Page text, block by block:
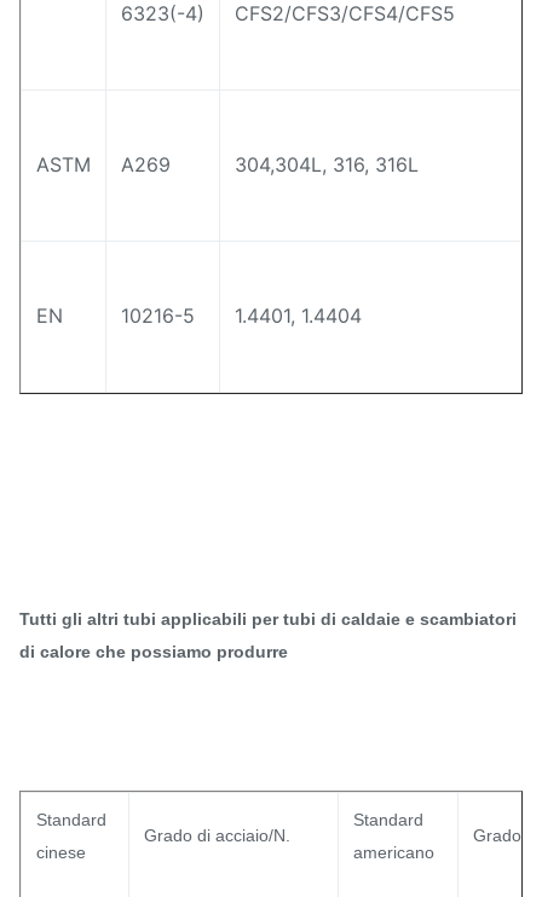
6323(-4) CFS2/CFS3/CFS4/CFS5
ASTM A269 304,304L, 316, 316L
EN 10216-5 1.4401, 1.4404
Tutti gli altri tubi applicabili per tubi di caldaie e scambiatori
di calore che possiamo produrre
Standard
cinese
Grado di acciaio/N.
Standard
americano
Grado